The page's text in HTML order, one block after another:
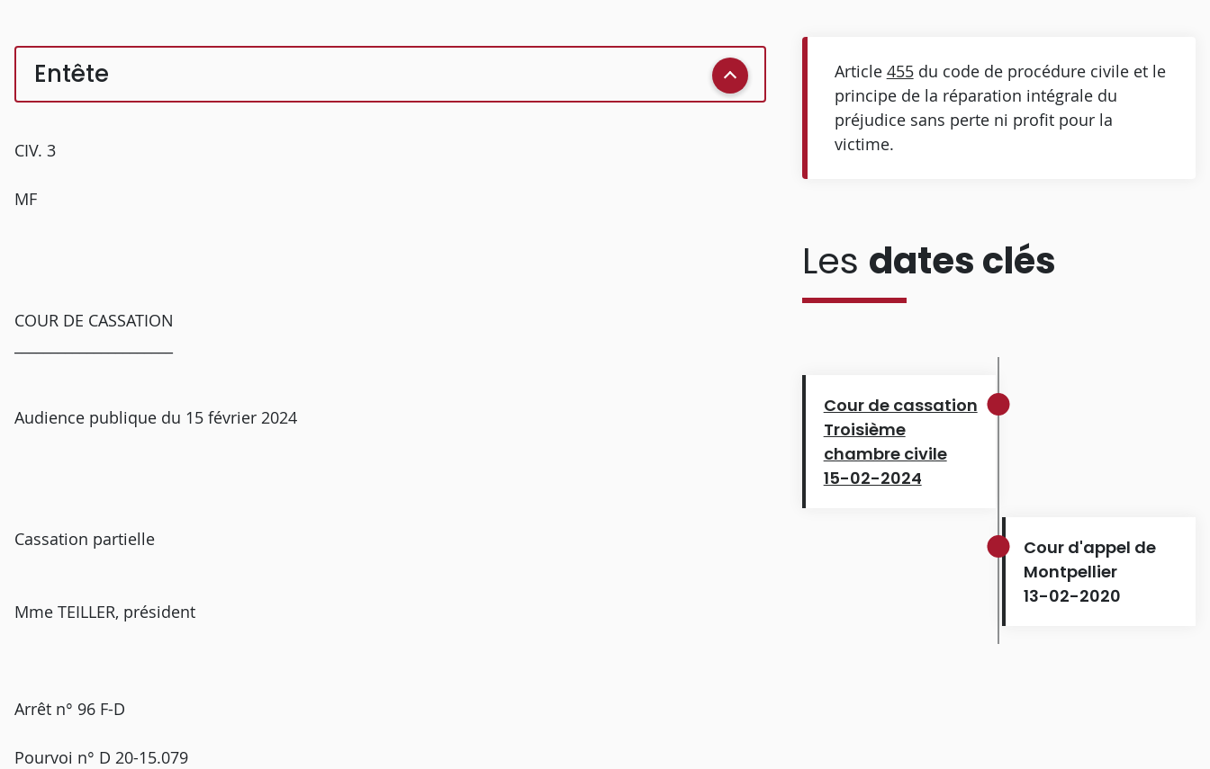
Entête
CIV. 3
MF
COUR DE CASSATION
Audience publique du 15 février 2024
Cassation partielle
Mme TEILLER, président
Arrêt n° 96 F-D
Pourvoi n° D 20-15.079
Article 455du code de procédure civile et le
principe de la réparation intégrale du
préjudice sans perte ni profit pour la
victime.
Les dates clés
Cour de cassation
Troisième
chambre civile
15-02-2024
Cour d'appel de
Montpellier
13-02-2020